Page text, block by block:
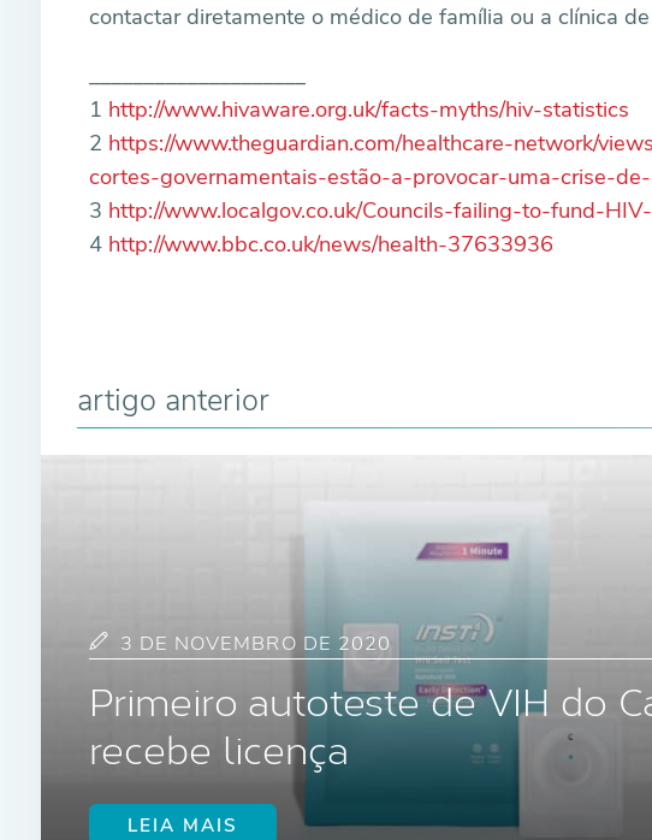
contactar diretamente o médico de família ou a clínica
1 http://www.hivaware.org.uk/facts-myths/hiv-statistics
2 https://www.theguardian.com/healthcare-network/
cortes-governamentais-estão-a-provocar-uma-crise-
3 http://www.localgov.co.uk/Councils-failing-to-fund-
4 http://www.bbc.co.uk/news/health-37633936
artigo anterior
3 DE NOVEMBRO DE 2020
Primeiro autoteste de VIH do
recebe licença
LEIA MAIS